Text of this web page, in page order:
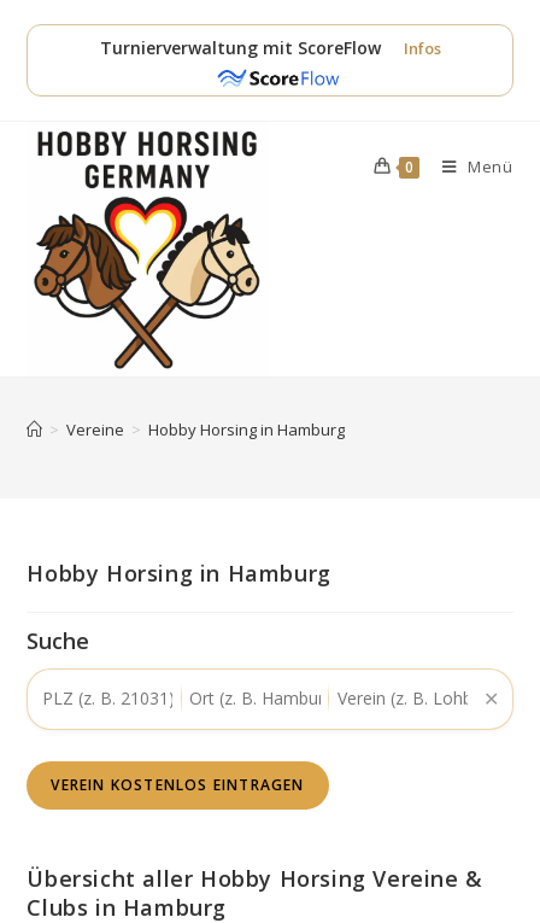
Inhalt
Turnierverwaltung mit ScoreFlow Infos
0 Menü
> Vereine > Hobby Horsing in Hamburg
Hobby Horsing in Hamburg
Suche
✕
VEREIN KOSTENLOS EINTRAGEN
Übersicht aller Hobby Horsing Vereine &
Clubs in Hamburg